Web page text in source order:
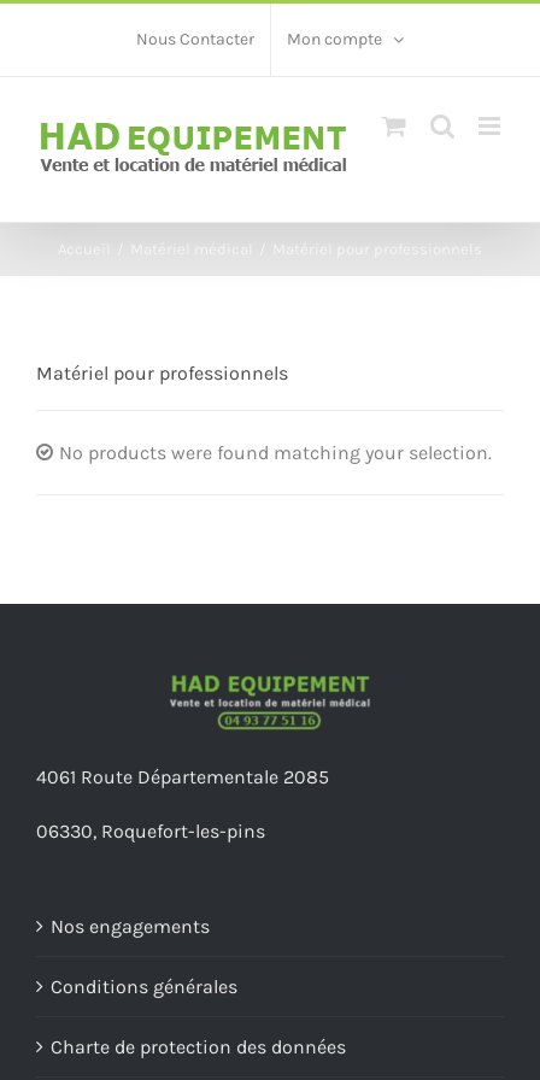
Nous Contacter Mon compte
Accueil Matériel médical Matériel pour professionnels
Matériel pour professionnels
No products were found matching your selection.
4061 Route Départementale 2085
06330, Roquefort-les-pins
Nos engagements
Conditions générales
Charte de protection des données